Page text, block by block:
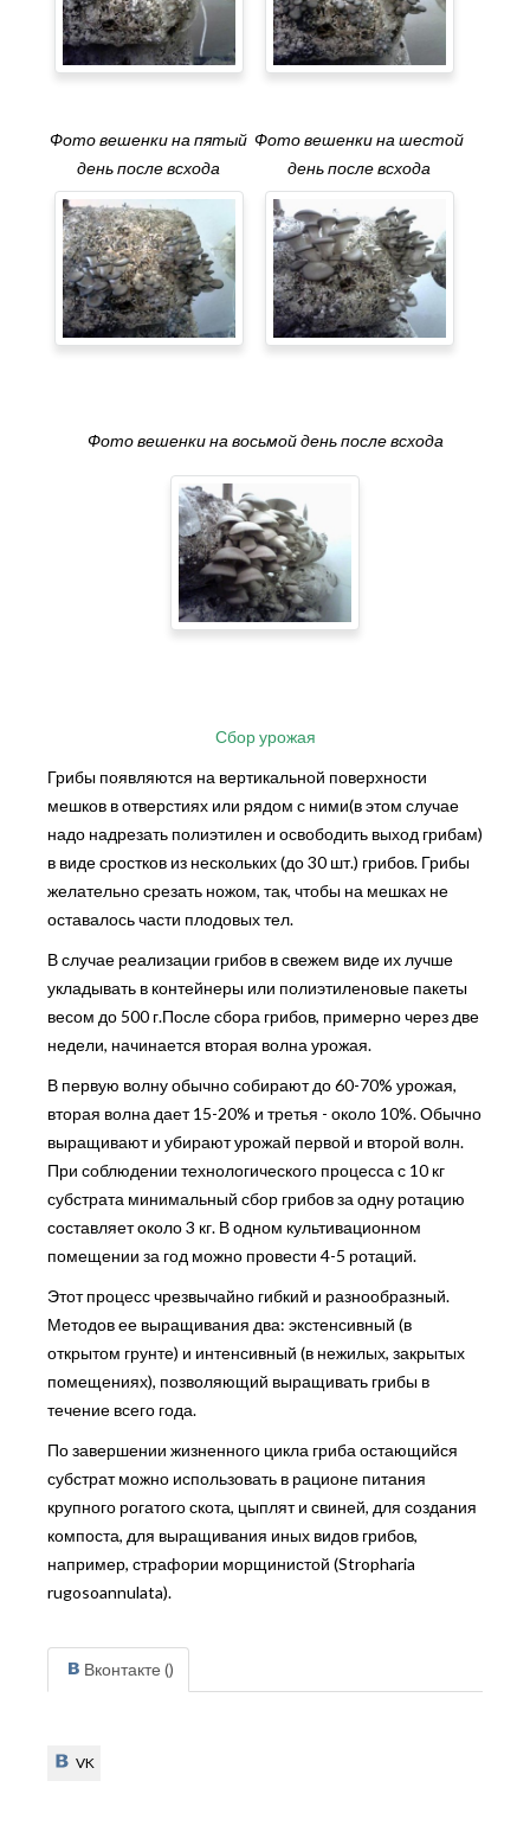
Фото вешенки на пятый
день после всхода
Фото вешенки на шестой
день после всхода
Фото вешенки на восьмой день после всхода
Сбор урожая
Грибы появляются на вертикальной поверхности
мешков в отверстиях или рядом с ними(в этом случае
надо надрезать полиэтилен и освободить выход грибам)
в виде сростков из нескольких (до 30 шт.) грибов. Грибы
желательно срезать ножом, так, чтобы на мешках не
оставалось части плодовых тел.
В случае реализации грибов в свежем виде их лучше
укладывать в контейнеры или полиэтиленовые пакеты
весом до 500 г.После сбора грибов, примерно через две
недели, начинается вторая волна урожая.
В первую волну обычно собирают до 60-70% урожая,
вторая волна дает 15-20% и третья - около 10%. Обычно
выращивают и убирают урожай первой и второй волн.
При соблюдении технологического процесса с 10 кг
субстрата минимальный сбор грибов за одну ротацию
составляет около 3 кг. В одном культивационном
помещении за год можно провести 4-5 ротаций.
Этот процесс чрезвычайно гибкий и разнообразный.
Методов ее выращивания два: экстенсивный (в
открытом грунте) и интенсивный (в нежилых, закрытых
помещениях), позволяющий выращивать грибы в
течение всего года.
По завершении жизненного цикла гриба остающийся
субстрат можно использовать в рационе питания
крупного рогатого скота, цыплят и свиней, для создания
компоста, для выращивания иных видов грибов,
например, страфории морщинистой (Stropharia
rugosoannulata).
Вконтакте ()
VK
VK